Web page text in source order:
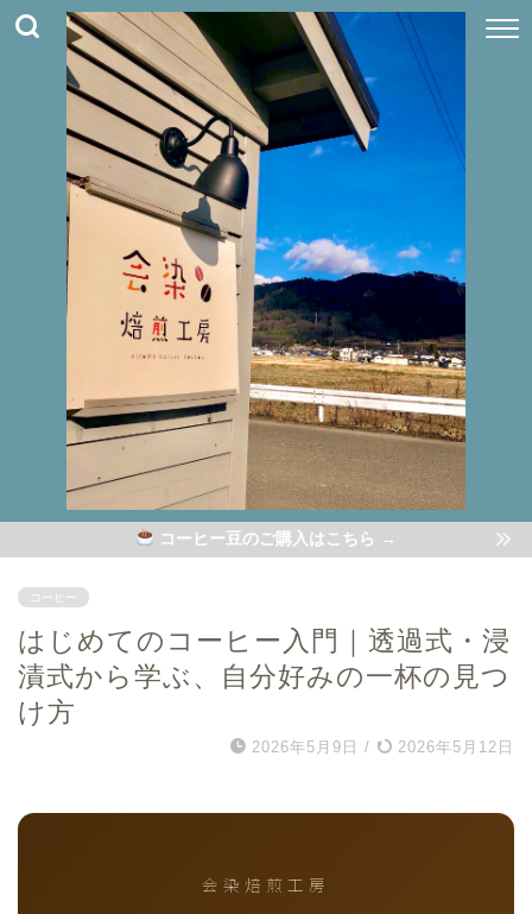
コーヒー豆のご購入はこちら →
コーヒー
はじめてのコーヒー入門｜透過式・浸
漬式から学ぶ、自分好みの一杯の見つ
け方
2026年5月9日 / 2026年5月12日
会染焙煎工房